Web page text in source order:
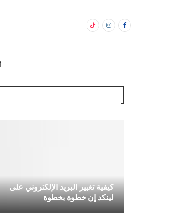
كيفية تغيير البريد الإلكتروني على
لينكد إن خطوة بخطوة